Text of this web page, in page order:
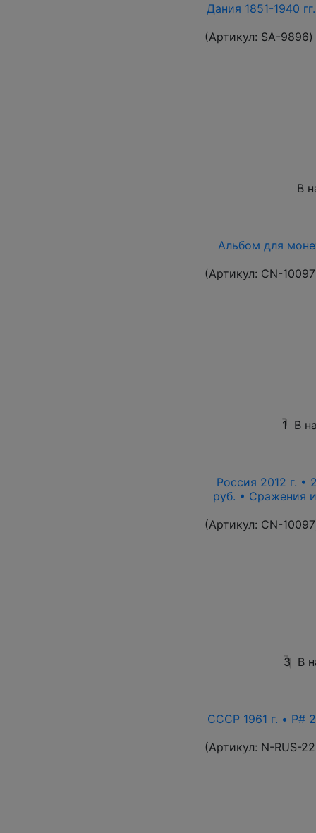
Дания 1851-1940
(Артикул: SA-9896)
В
Альбом для
(Артикул: CN-
1 В
Россия 2012 г. •
руб. • Сражения
(Артикул: CN-10097
3 В
СССР 1961 г. • P#
(Артикул: N-RUS-